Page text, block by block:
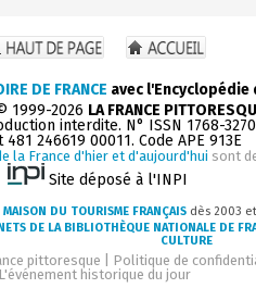
DE FRANCE avec
1999-2026 LA FRANCE
interdite. N° ISSN 1768-
481 246619 00011. Code APE 913E
la France d'hier et d'aujourd'hui sont
Site déposé à l'INPI
MAISON DU TOURISME FRANÇAIS dès 2003
DE LA BIBLIOTHÈQUE NATIONALE DE
CULTURE
pittoresque
Politique de
L'événement historique du jour